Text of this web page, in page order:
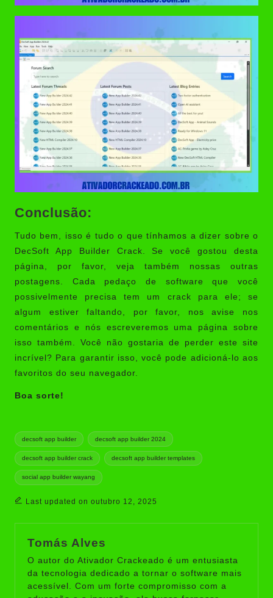
Conclusão:
Tudo bem, isso é tudo o que tínhamos a dizer sobre o
DecSoft App Builder Crack. Se você gostou desta
página, por favor, veja também nossas outras
postagens. Cada pedaço de software que você
possivelmente precisa tem um crack para ele; se
algum estiver faltando, por favor, nos avise nos
comentários e nós escreveremos uma página sobre
isso também. Você não gostaria de perder este site
incrível? Para garantir isso, você pode adicioná-lo aos
favoritos do seu navegador.
Boa sorte!
Tags:
decsoft app builder decsoft app builder 2024
decsoft app builder crack decsoft app builder templates
social app builder wayang
Last updated on outubro 12, 2025
Tomás Alves
O autor do Ativador Crackeado é um entusiasta
da tecnologia dedicado a tornar o software mais
acessível. Com um forte compromisso com a